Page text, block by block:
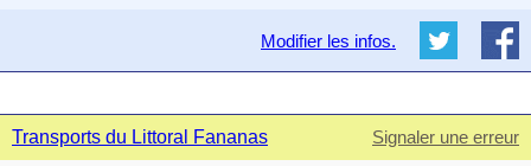
Modifier les infos.
Transports du Littoral Fananas Signaler une erreur